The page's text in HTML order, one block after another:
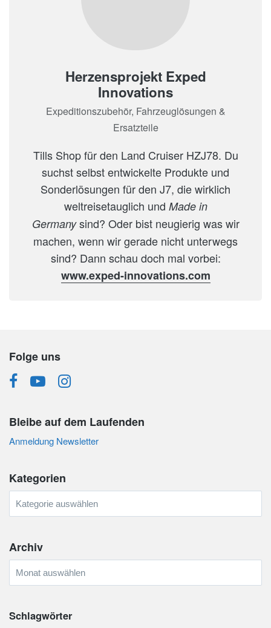
Herzensprojekt Exped
Innovations
Expeditionszubehör, Fahrzeuglösungen &
Ersatzteile
Tills Shop für den Land Cruiser HZJ78. Du
suchst selbst entwickelte Produkte und
Sonderlösungen für den J7, die wirklich
weltreisetauglich und Made in
Germanysind? Oder bist neugierig was wir
machen, wenn wir gerade nicht unterwegs
sind? Dann schau doch mal vorbei:
www.exped-innovations.com
Folge uns
Bleibe auf dem Laufenden
Anmeldung Newsletter
Kategorien
Kategorien
Archiv
Schlagwörter